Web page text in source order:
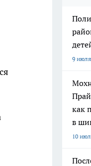
9 июля
как
в
10